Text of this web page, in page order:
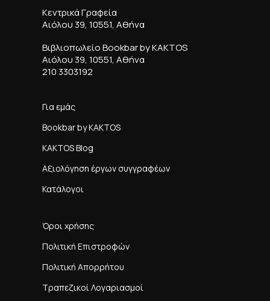
Κεντρικά Γραφεία
Αιόλου 39, 10551, Αθήνα
Βιβλιοπωλείο Bookbar by KAKTOS
Αιόλου 39, 10551, Αθήνα
210 3303192
Για εμάς
Bookbar by KAKTOS
KAKTOS Blog
Αξιολόγηση έργων συγγραφέων
Κατάλογοι
Όροι χρήσης
Πολιτική Επιστροφών
Πολιτική Απορρήτου
Τραπεζικοί Λογαριασμοί